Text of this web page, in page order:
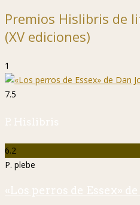
Premios Hislibris de
(XV ediciones)
1
7.5
P. Hislibris
6.2
P. plebe
«Los perros de Essex» de